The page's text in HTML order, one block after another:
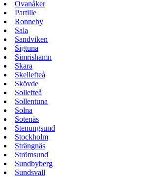
Ovanåker
Partille
Ronneby
Sala
Sandviken
Sigtuna
Simrishamn
Skara
Skellefteå
Skövde
Sollefteå
Sollentuna
Solna
Sotenäs
Stenungsund
Stockholm
Strängnäs
Strömsund
Sundbyberg
Sundsvall